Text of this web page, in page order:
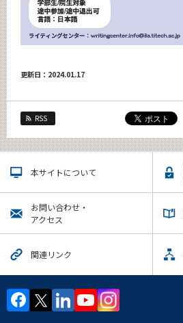
更新日：2024.01.17
RSS
本サイトについて
お問い合わせ・
アクセス
関連リンク